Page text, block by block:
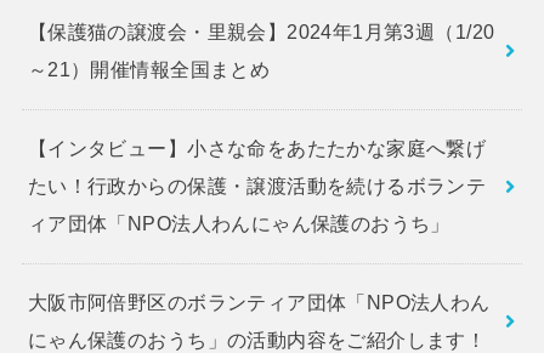
【保護猫の譲渡会・里親会】2024年1月第3週（1/20
～21）開催情報全国まとめ
【インタビュー】小さな命をあたたかな家庭へ繋げ
たい！行政からの保護・譲渡活動を続けるボランテ
ィア団体「NPO法人わんにゃん保護のおうち」
大阪市阿倍野区のボランティア団体「NPO法人わん
にゃん保護のおうち」の活動内容をご紹介します！